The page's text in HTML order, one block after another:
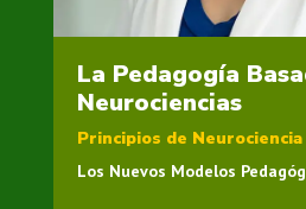
La Pedagogía
Neurociencias
Principios de Neurociencia
Los Nuevos Modelos